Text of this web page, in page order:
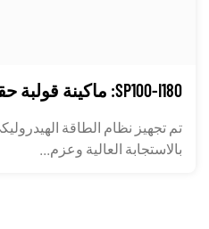
SP100-I180: ماكينة قولبة حقن الطاقة الذكية SP
بالاستجابة العالية وعزم...